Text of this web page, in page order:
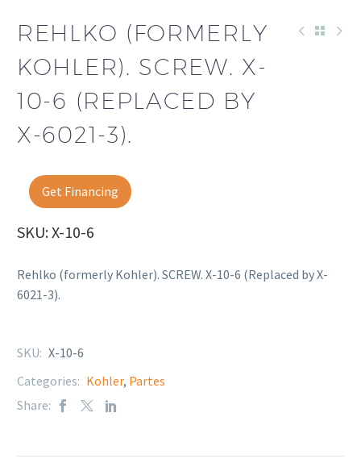
REHLKO (FORMERLY
KOHLER). SCREW. X-
10-6 (REPLACED BY
X-6021-3).
Get Financing
SKU: X-10-6
Rehlko (formerly Kohler). SCREW. X-10-6 (Replaced by X-
6021-3).
SKU: X-10-6
Categories: Kohler, Partes
Share: